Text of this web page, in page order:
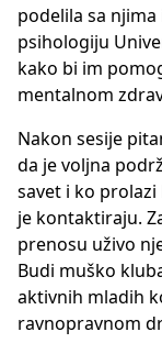
podelila sa
psihologiju
kako bi im
mentalnom
Nakon sesije
da je voljna
savet i ko
je kontaktiraju.
prenosu uživo
Budi muško
aktivnih mladih
ravnopravnom